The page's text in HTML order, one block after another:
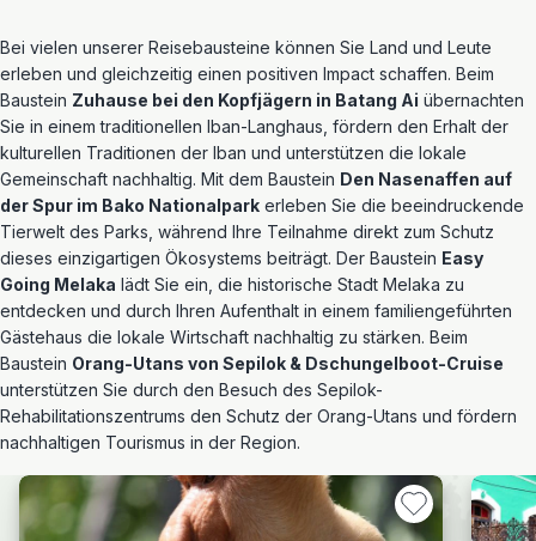
Bei vielen unserer Reisebausteine können Sie Land und Leute
erleben und gleichzeitig einen positiven Impact schaffen. Beim
Baustein Zuhause bei den Kopfjägern in Batang Ai übernachten
Sie in einem traditionellen Iban-Langhaus, fördern den Erhalt der
kulturellen Traditionen der Iban und unterstützen die lokale
Gemeinschaft nachhaltig. Mit dem Baustein Den Nasenaffen auf
der Spur im Bako Nationalpark erleben Sie die beeindruckende
Tierwelt des Parks, während Ihre Teilnahme direkt zum Schutz
dieses einzigartigen Ökosystems beiträgt. Der Baustein Easy
Going Melaka lädt Sie ein, die historische Stadt Melaka zu
entdecken und durch Ihren Aufenthalt in einem familiengeführten
Gästehaus die lokale Wirtschaft nachhaltig zu stärken. Beim
Baustein Orang-Utans von Sepilok & Dschungelboot-Cruise
unterstützen Sie durch den Besuch des Sepilok-
Rehabilitationszentrums den Schutz der Orang-Utans und fördern
nachhaltigen Tourismus in der Region.